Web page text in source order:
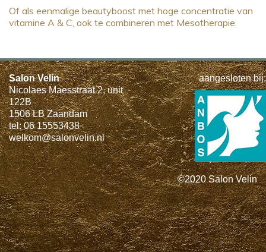
Of als eenmalige beautyboost met hoge concentratie van
vitamine A & C, ook te combineren met Mesotherapie.
Salon Velin
Nicolaes Maesstraat 2, unit
122B
1506 LB Zaandam
tel: 06 15553438
welkom@salonvelin.nl
aangesloten bij:
©2020 Salon Velin